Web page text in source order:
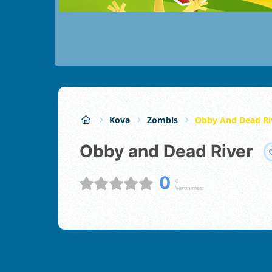
Kova Zombis Obby And Dead
Obby and Dead River
0
0
Vertinimas: